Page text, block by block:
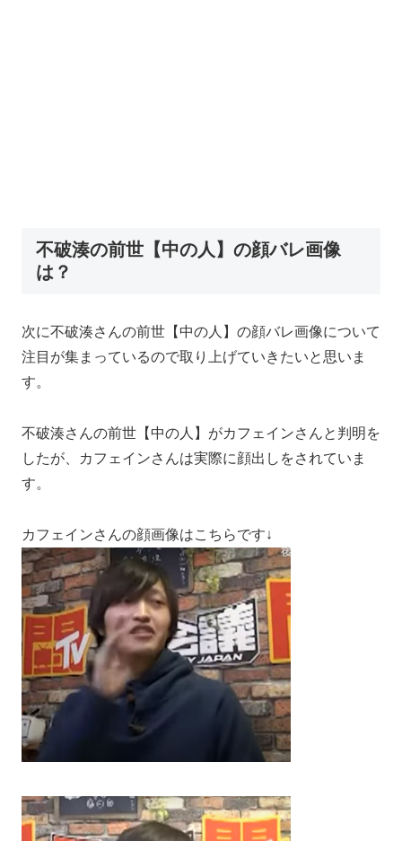
不破湊の前世【中の人】の顔バレ画像
は？
次に不破湊さんの前世【中の人】の顔バレ画像について
注目が集まっているので取り上げていきたいと思いま
す。
不破湊さんの前世【中の人】がカフェインさんと判明を
したが、カフェインさんは実際に顔出しをされていま
す。
カフェインさんの顔画像はこちらです↓